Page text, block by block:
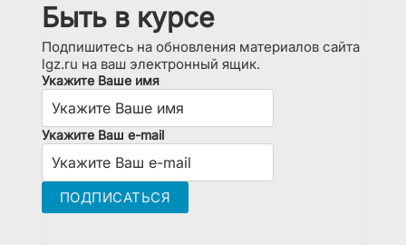
Быть в курсе
Подпишитесь на обновления материалов сайта
lgz.ru на ваш электронный ящик.
Укажите Ваше имя
Укажите Ваш e-mail